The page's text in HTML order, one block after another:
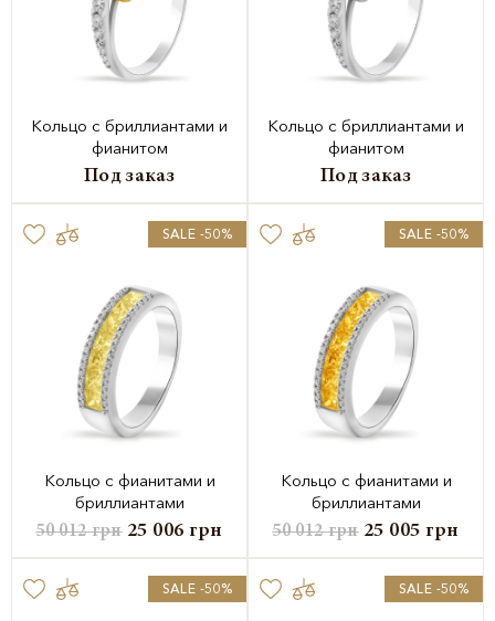
Кольцо с бриллиантами и
фианитом
Под заказ
Кольцо с бриллиантами и
фианитом
Под заказ
SALE -50%
Кольцо с фианитами и
бриллиантами
50 012грн 25 006 грн
SALE -50%
Кольцо с фианитами и
бриллиантами
50 012грн 25 005 грн
SALE -50% SALE -50%